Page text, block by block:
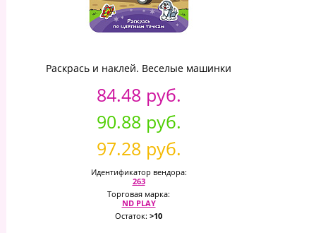
Раскрась и наклей. Веселые машинки
84.48 руб.
90.88 руб.
97.28 руб.
Идентификатор вендора:
263
Торговая марка:
ND PLAY
Остаток: >10